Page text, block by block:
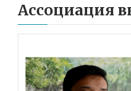
Ассоциация